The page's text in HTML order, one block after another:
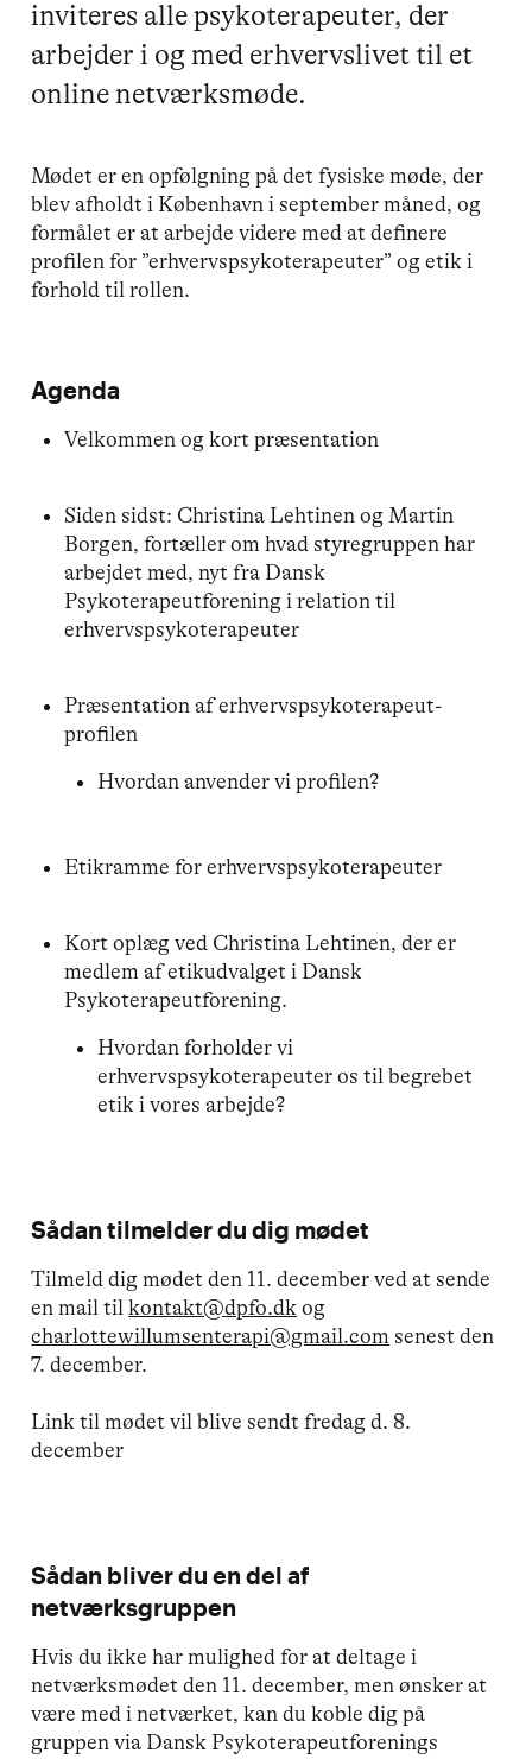
inviteres alle psykoterapeuter, der
arbejder i og med erhvervslivet til et
online netværksmøde.
Mødet er en opfølgning på det fysiske møde, der
blev afholdt i København i september måned, og
formålet er at arbejde videre med at definere
profilen for ”erhvervspsykoterapeuter” og etik i
forhold til rollen.
Agenda
Velkommen og kort præsentation
Siden sidst: Christina Lehtinen og Martin
Borgen, fortæller om hvad styregruppen har
arbejdet med, nyt fra Dansk
Psykoterapeutforening i relation til
erhvervspsykoterapeuter
Præsentation af erhvervspsykoterapeut-
profilen
Hvordan anvender vi profilen?
Etikramme for erhvervspsykoterapeuter
Kort oplæg ved Christina Lehtinen, der er
medlem af etikudvalget i Dansk
Psykoterapeutforening.
Hvordan forholder vi
erhvervspsykoterapeuter os til begrebet
etik i vores arbejde?
Sådan tilmelder du dig mødet
Tilmeld dig mødet den 11. december ved at sende
en mail tilkontakt@dpfo.dk og
charlottewillumsenterapi@gmail.com senest den
7. december.
Link til mødet vil blive sendt fredag d. 8.
december
Sådan bliver du en del af
netværksgruppen
Hvis du ikke har mulighed for at deltage i
netværksmødet den 11. december, men ønsker at
være med i netværket, kan du koble dig på
gruppen via Dansk Psykoterapeutforenings